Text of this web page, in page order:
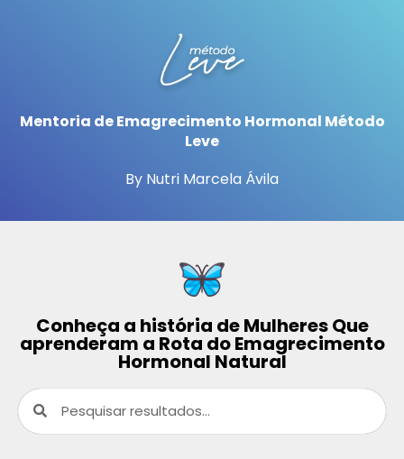
Mentoria de Emagrecimento Hormonal Método
Leve
By Nutri Marcela Ávila
Conheça a história de Mulheres Que
aprenderam a Rota do Emagrecimento
Hormonal Natural